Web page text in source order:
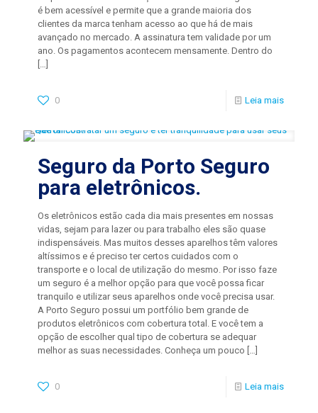
é bem acessível e permite que a grande maioria dos
clientes da marca tenham acesso ao que há de mais
avançado no mercado. A assinatura tem validade por um
ano. Os pagamentos acontecem mensamente. Dentro do
0 Leia mais
Seguro da Porto Seguro
para eletrônicos.
Os eletrônicos estão cada dia mais presentes em nossas
vidas, sejam para lazer ou para trabalho eles são quase
indispensáveis. Mas muitos desses aparelhos têm valores
altíssimos e é preciso ter certos cuidados com o
transporte e o local de utilização do mesmo. Por isso faze
um seguro é a melhor opção para que você possa ficar
tranquilo e utilizar seus aparelhos onde você precisa usar.
A Porto Seguro possui um portfólio bem grande de
produtos eletrônicos com cobertura total. E você tem a
opção de escolher qual tipo de cobertura se adequar
melhor as suas necessidades. Conheça um pouco
0 Leia mais